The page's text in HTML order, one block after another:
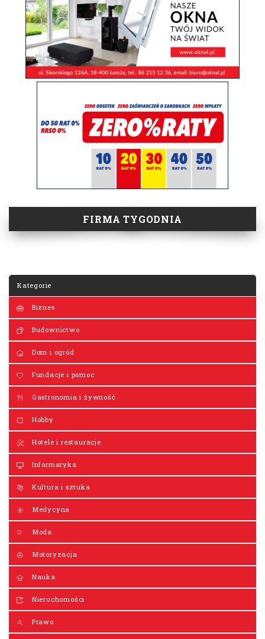
FIRMA TYGODNIA
Kategorie
Biznes
Budownictwo
Dom i ogród
Fundacje i pomoc
Gastronomia i żywność
Hobby
Hotele i restauracje
Informatyka
Kultura i sztuka
Medycyna
Moda
Motoryzacja
Nauka
Nieruchomości
Prawo